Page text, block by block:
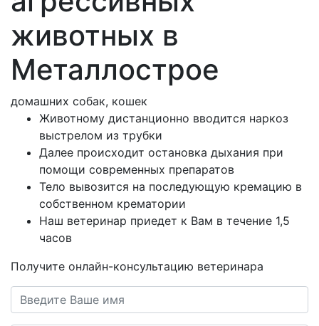
животных в
Металлострое
домашних собак, кошек
Животному дистанционно вводится наркоз
выстрелом из трубки
Далее происходит остановка дыхания при
помощи современных препаратов
Тело вывозится на последующую кремацию в
собственном крематории
Наш ветеринар приедет к Вам в течение 1,5
часов
Получите онлайн-консультацию ветеринара